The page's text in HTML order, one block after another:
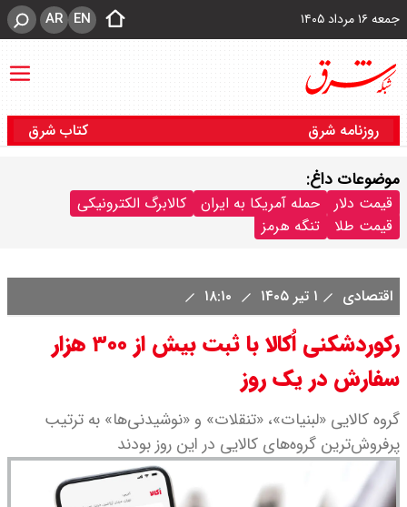
جمعه ۱۶ مرداد ۱۴۰۵ EN
AR
روزنامه شرق کتاب شرق
موضوعات داغ:
قیمت دلار حمله آمریکا به ایران
کالابرگ الکترونیکی
قیمت طلا
تنگه هرمز
اقتصادی ۱ تیر ۱۴۰۵
رکوردشکنی اُکالا با ثبت بیش از ۳۰۰ هزار
سفارش در یک روز
گروه کالایی «لبنیات»، «تنقلات» و «نوشیدنی‌ها» به ترتیب
پرفروش‌ترین گروه‌های کالایی در این روز بودند